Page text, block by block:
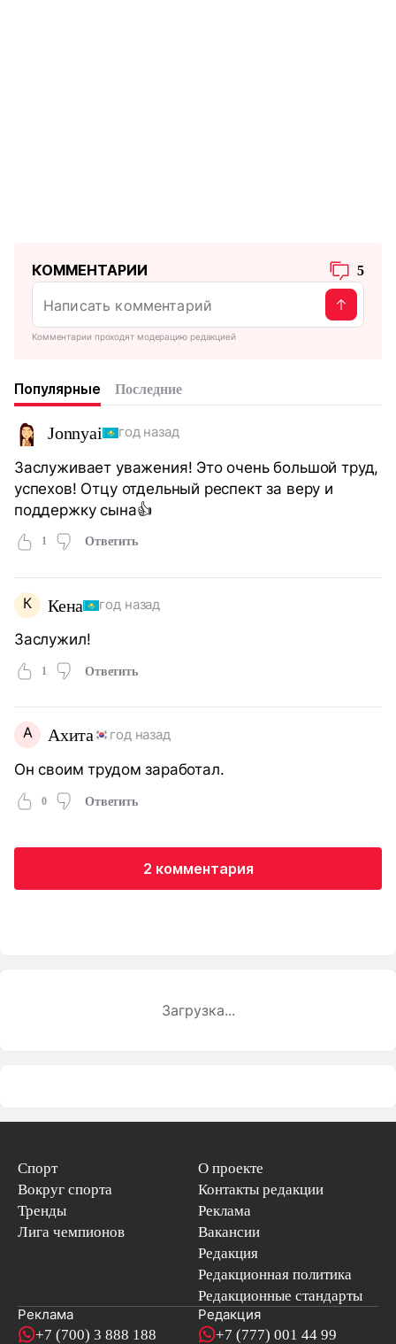
КОММЕНТАРИИ 5
Комментарии проходят модерацию редакцией
Популярные Последние
Jonnyai год назад
Заслуживает уважения! Это очень большой труд,
успехов! Отцу отдельный респект за веру и
поддержку сына👍
1 Ответить
К Кена год назад
Заслужил!
1 Ответить
А Ахита год назад
Он своим трудом заработал.
0 Ответить
2 комментария
Загрузка...
Спорт
Вокруг спорта
Тренды
Лига чемпионов
О проекте
Контакты редакции
Реклама
Вакансии
Редакция
Редакционная политика
Редакционные стандарты
Реклама
+7 (700) 3 888 188
Редакция
+7 (777) 001 44 99